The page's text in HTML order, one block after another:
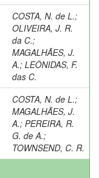
COSTA, N. de L.;
OLIVEIRA, J. R.
da C.;
MAGALHÃES, J.
A.; LEÔNIDAS, F.
das C.
COSTA, N. de L.;
MAGALHÃES, J.
A.; PEREIRA, R.
G. de A.;
TOWNSEND, C. R.